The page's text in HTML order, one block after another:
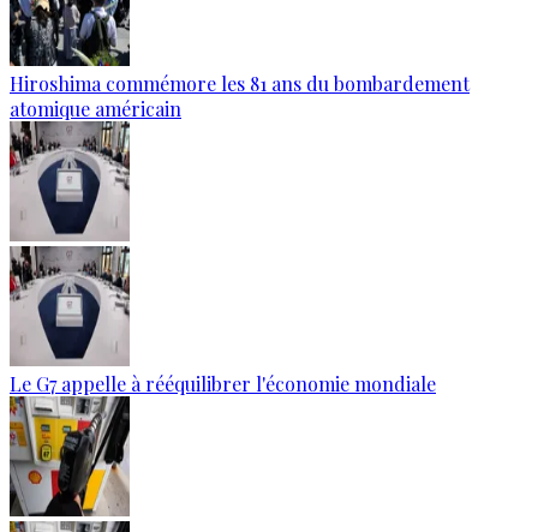
Hiroshima commémore les 81 ans du bombardement
atomique américain
Le G7 appelle à rééquilibrer l'économie mondiale